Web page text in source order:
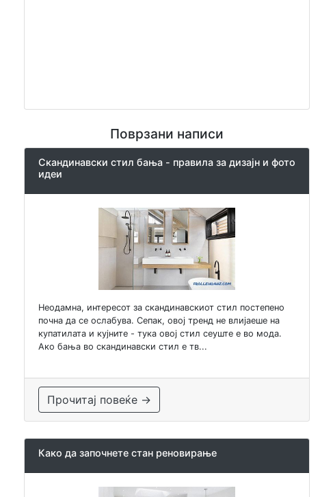
Поврзани написи
Скандинавски стил бања - правила за дизајн и фото
идеи
Неодамна, интересот за скандинавскиот стил постепено
почна да се ослабува. Сепак, овој тренд не влијаеше на
купатилата и кујните - тука овој стил сеуште е во мода.
Ако бања во скандинавски стил е тв...
Прочитај повеќе →
Како да започнете стан реновирање